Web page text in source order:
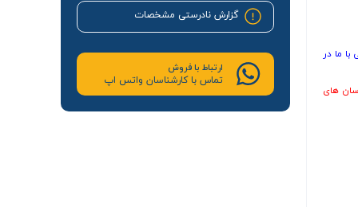
ما در
های
گزارش نادرستی مشخصات
ارتباط با فروش
تماس با کارشناسان واتس اپ